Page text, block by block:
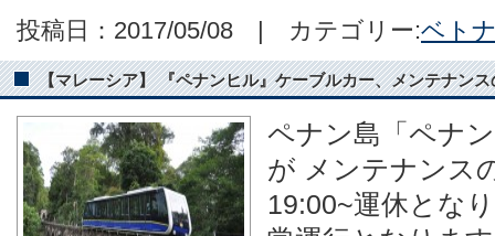
投稿日：2017/05/08 | カテゴリー:ベト
【マレーシア】 『ペナンヒル』ケーブルカー、メンテナン
ペナン島「ペナ
が メンテナンス
19:00~運休とな